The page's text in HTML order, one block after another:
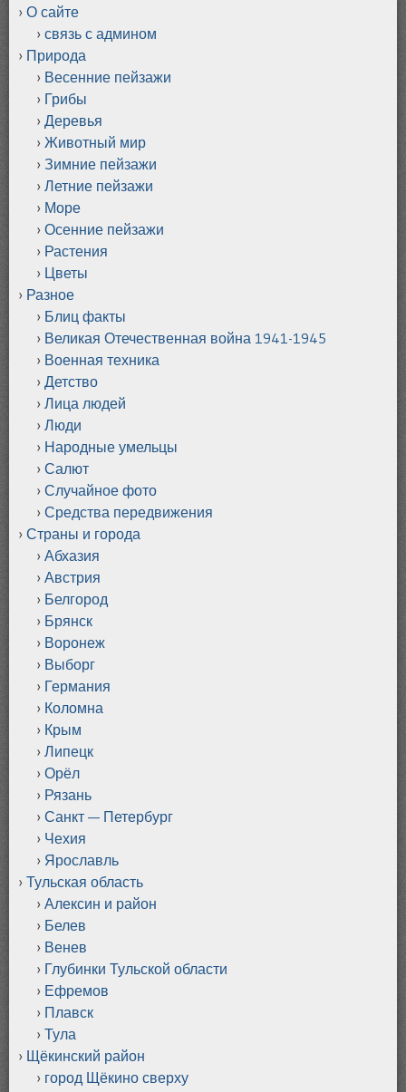
О сайте
связь с админом
Природа
Весенние пейзажи
Грибы
Деревья
Животный мир
Зимние пейзажи
Летние пейзажи
Море
Осенние пейзажи
Растения
Цветы
Разное
Блиц факты
Великая Отечественная война 1941-1945
Военная техника
Детство
Лица людей
Люди
Народные умельцы
Салют
Случайное фото
Средства передвижения
Страны и города
Абхазия
Австрия
Белгород
Брянск
Воронеж
Выборг
Германия
Коломна
Крым
Липецк
Орёл
Рязань
Санкт — Петербург
Чехия
Ярославль
Тульская область
Алексин и район
Белев
Венев
Глубинки Тульской области
Ефремов
Плавск
Тула
Щёкинский район
город Щёкино сверху